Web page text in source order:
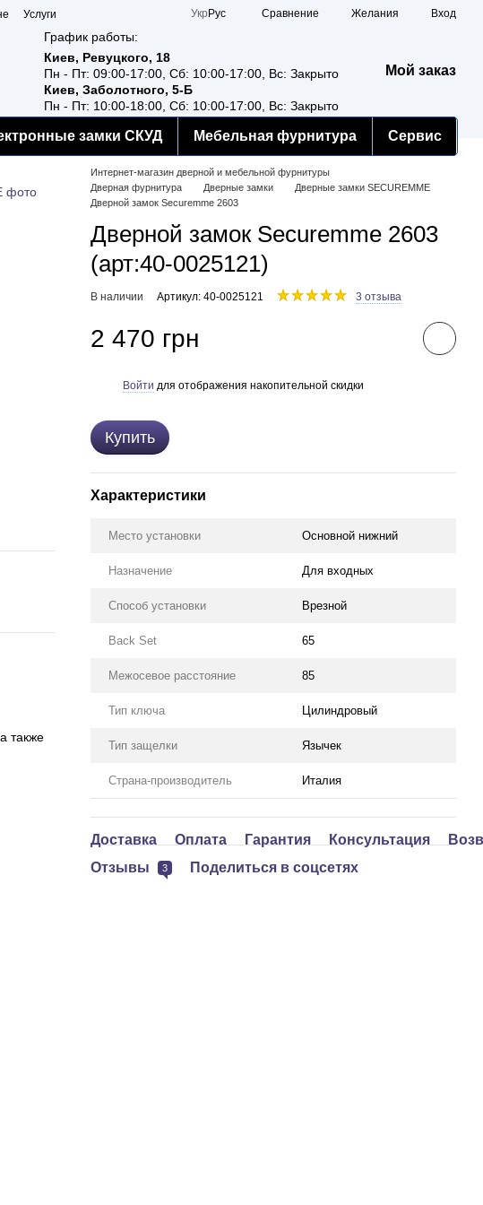
Услуги
Укр Рус Сравнение Желания Вход
График работы:
Киев, Ревуцкого, 18
Пн - Пт: 09:00-17:00, Сб: 10:00-17:00, Вс: Закрыто
Киев, Заболотного, 5-Б
Пн - Пт: 10:00-18:00, Сб: 10:00-17:00, Вс: Закрыто
Мой заказ
замки СКУД Мебельная фурнитура Сервис
также
Интернет-магазин дверной и мебельной фурнитуры
Дверная фурнитура
Дверные замки
Дверные замки SECUREMME
Дверной замок Securemme 2603
Дверной замок Securemme 2603
(арт:40-0025121)
В наличии Артикул: 40-0025121 3 отзыва
2 470 грн
Войти для отображения накопительной скидки
Купить
Характеристики
Место установки Основной нижний
Назначение Для входных
Способ установки Врезной
Back Set 65
Межосевое расстояние 85
Тип ключа Цилиндровый
Тип защелки Язычек
Страна-производитель Италия
Доставка Оплата Гарантия Консультация
Отзывы
3 Поделиться в соцсетях